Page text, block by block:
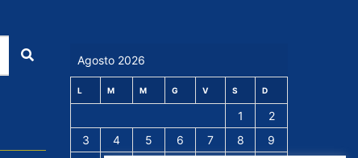
Agosto 2026
L M M G V S D
1
2
3
4 5 6 7 8
9